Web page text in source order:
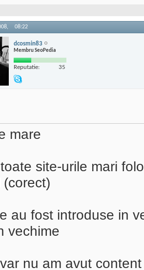
08:22
dcosmin83
Membru SeoPedia
Reputatie: 35
mare
site-urile mari
(corect)
au fost introduse in
vechime
nu am avut